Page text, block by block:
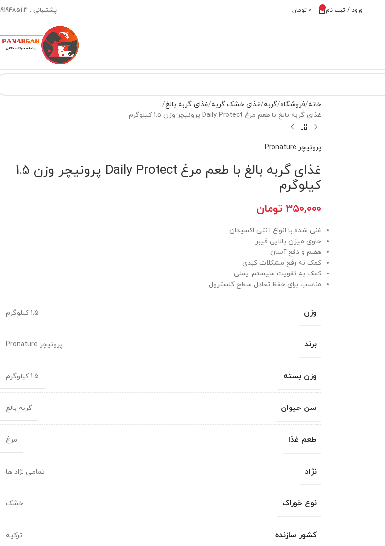
ورود / ثبت نام 0 ۰ تومان پشتیبانی : 09919485113
خانه فروشگاه گربه غذای خشک گربه غذای گربه بالغ
غذای گربه بالغ با طعم مرغ Daily Protect پرونیچر وزن 1.5 کیلوگرم
پرونیچر Pronature
غذای گربه بالغ با طعم مرغ Daily Protect پرونیچر وزن 1.5
کیلوگرم
۳۵۰,۰۰۰ تومان
غنی شده با انواع آنتی اکسیدان
حاوی میزان بالایی فیبر
هضم و دفع آسان
کمک به رفع مشکلات کبدی
کمک به تقویت سیستم ایمنی
مناسب برای حفظ تعادل سطح کلسترول
وزن 1.5 کیلوگرم
برند پرونیچر Pronature
وزن بسته 1.5 کیلوگرم
سن حیوان گربه بالغ
طعم غذا مرغ
نژاد تمامی نژاد ها
نوع خوراک خشک
کشور سازنده ترکیه